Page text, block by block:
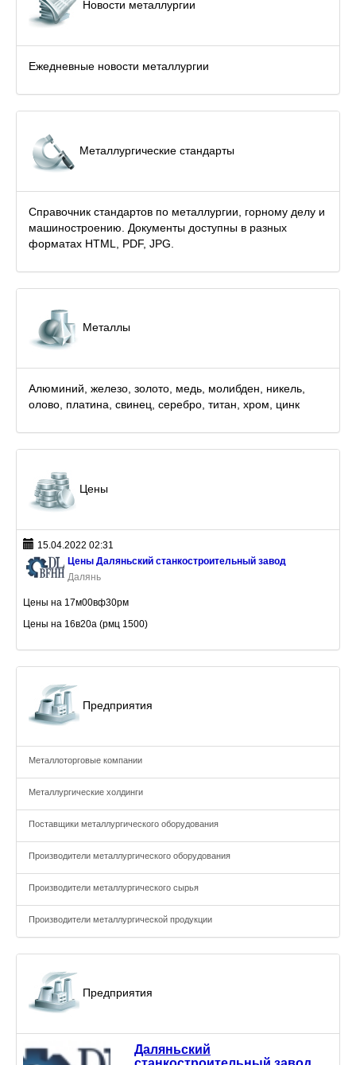
Новости металлургии
Ежедневные новости металлургии
Металлургические стандарты
Справочник стандартов по металлургии, горному делу и
машиностроению. Документы доступны в разных
форматах HTML, PDF, JPG.
Металлы
Алюминий, железо, золото, медь, молибден, никель,
олово, платина, свинец, серебро, титан, хром, цинк
Цены
15.04.2022 02:31
Цены Даляньский станкостроительный завод
Далянь
Цены на 17м00вф30рм
Цены на 16в20а (рмц 1500)
Предприятия
Металлоторговые компании
Металлургические холдинги
Поставщики металлургического оборудования
Производители металлургического оборудования
Производители металлургического сырья
Производители металлургической продукции
Предприятия
Даляньский